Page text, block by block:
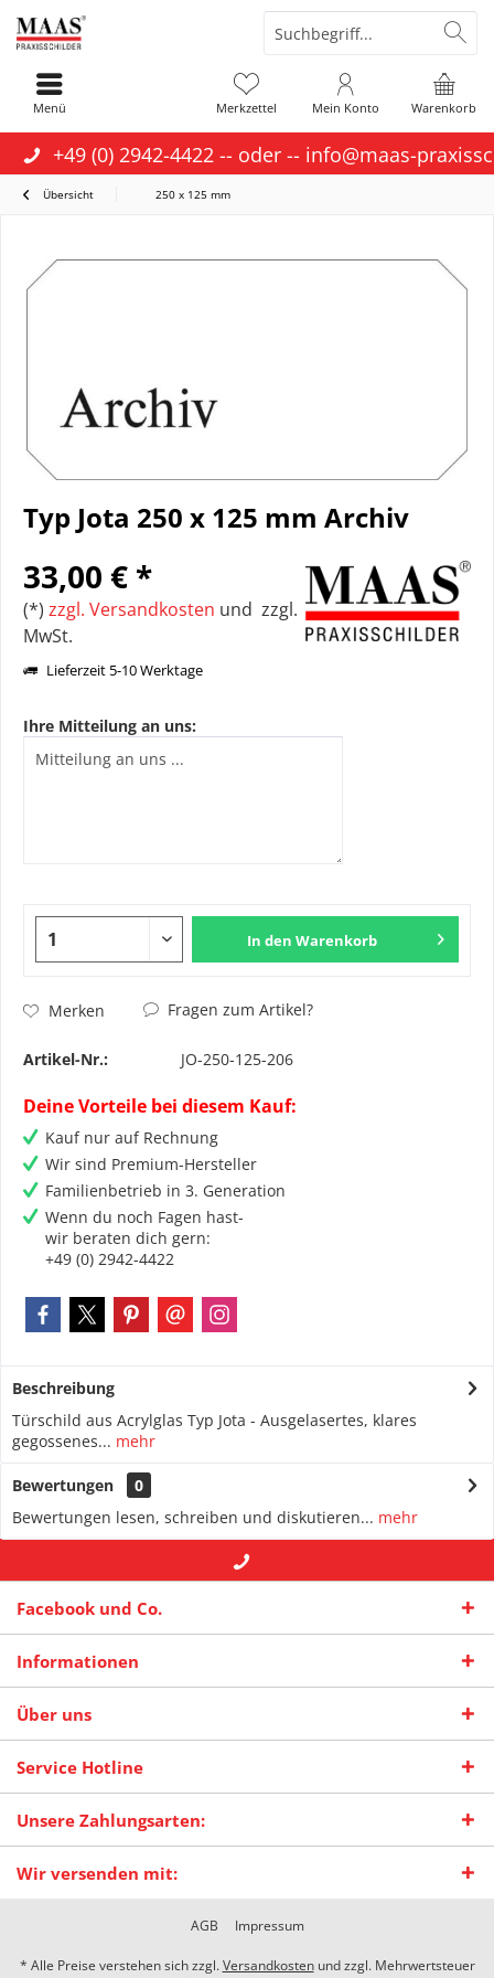
+49 (0) 2942-4422 -- oder -- info@maas-
Warenkorb
Merkzettel Mein Konto
Menü
Übersicht 250 x 125 mm
Typ Jota 250 x 125 mm Archiv
33,00 € *
(*) zzgl. Versandkosten und zzgl.
MwSt.
Lieferzeit 5-10 Werktage
Ihre Mitteilung an uns:
In den Warenkorb
Merken Fragen zum Artikel?
Artikel-Nr.: JO-250-125-206
Deine Vorteile bei diesem Kauf:
Kauf nur auf Rechnung
Wir sind Premium-Hersteller
Familienbetrieb in 3. Generation
Wenn du noch Fagen hast-
wir beraten dich gern:
+49 (0) 2942-4422
Beschreibung
Türschild aus Acrylglas Typ Jota - Ausgelasertes, klares
gegossenes... mehr
Bewertungen
0
Bewertungen lesen, schreiben und diskutieren... mehr
Facebook und Co.
Informationen
Über uns
Service Hotline
Unsere Zahlungsarten:
Wir versenden mit:
AGB Impressum
* Alle Preise verstehen sich zzgl.Versandkostenund zzgl. Mehrwertsteuer